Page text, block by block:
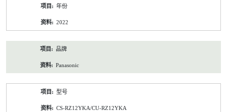
年份
2022
品牌
Panasonic
型号
CS-RZ12YKA/CU-RZ12YKA